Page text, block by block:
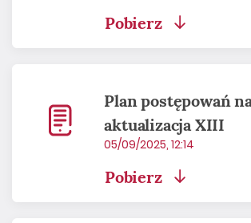
Pobierz
Plan postępowań
aktualizacja XIII
05/09/2025, 12:14
Pobierz